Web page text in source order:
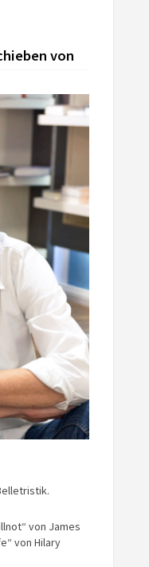
von
von James
von Hilary